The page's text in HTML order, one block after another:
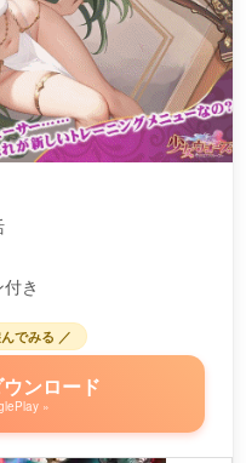
き
でみる ／
ンロード
»